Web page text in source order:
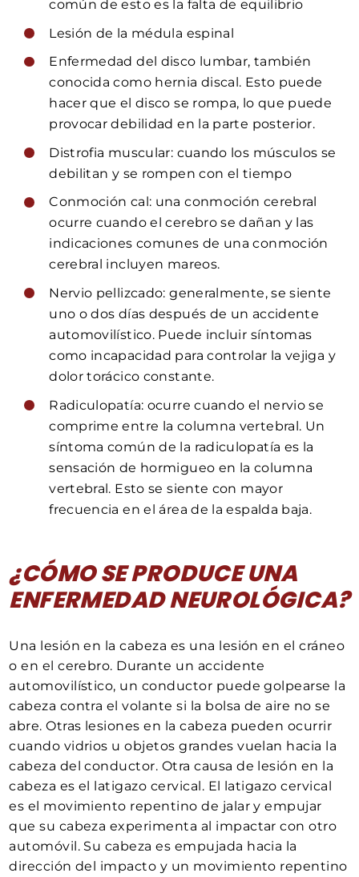
común de esto es la falta de equilibrio
Lesión de la médula espinal
Enfermedad del disco lumbar, también
conocida como hernia discal. Esto puede
hacer que el disco se rompa, lo que puede
provocar debilidad en la parte posterior.
Distrofia muscular: cuando los músculos se
debilitan y se rompen con el tiempo
Conmoción cal: una conmoción cerebral
ocurre cuando el cerebro se dañan y las
indicaciones comunes de una conmoción
cerebral incluyen mareos.
Nervio pellizcado: generalmente, se siente
uno o dos días después de un accidente
automovilístico. Puede incluir síntomas
como incapacidad para controlar la vejiga y
dolor torácico constante.
Radiculopatía: ocurre cuando el nervio se
comprime entre la columna vertebral. Un
síntoma común de la radiculopatía es la
sensación de hormigueo en la columna
vertebral. Esto se siente con mayor
frecuencia en el área de la espalda baja.
¿CÓMO SE PRODUCE UNA
ENFERMEDAD NEUROLÓGICA?
Una lesión en la cabeza es una lesión en el cráneo
o en el cerebro. Durante un accidente
automovilístico, un conductor puede golpearse la
cabeza contra el volante si la bolsa de aire no se
abre. Otras lesiones en la cabeza pueden ocurrir
cuando vidrios u objetos grandes vuelan hacia la
cabeza del conductor. Otra causa de lesión en la
cabeza es el latigazo cervical. El latigazo cervical
es el movimiento repentino de jalar y empujar
que su cabeza experimenta al impactar con otro
automóvil. Su cabeza es empujada hacia la
dirección del impacto y un movimiento repentino